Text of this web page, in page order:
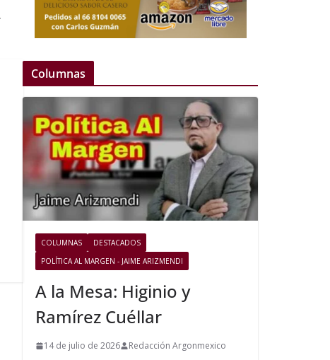
Columnas
COLUMNAS
DESTACADOS
POLÍTICA AL MARGEN - JAIME ARIZMENDI
A la Mesa: Higinio y
Ramírez Cuéllar
14 de julio de 2026 Redacción Argonmexico